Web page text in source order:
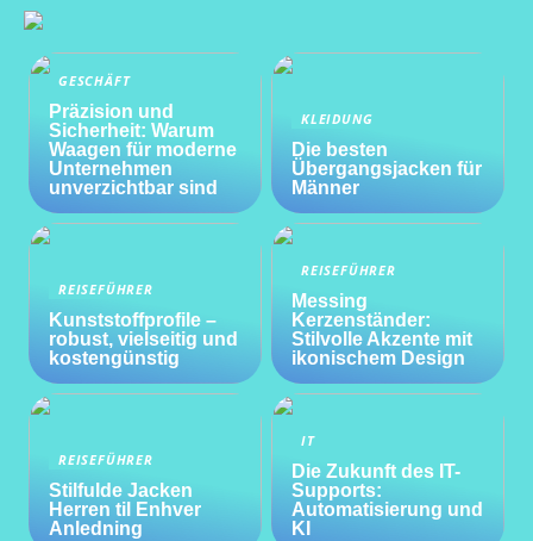
GESCHÄFT
Präzision und
Sicherheit: Warum
Waagen für moderne
Unternehmen
unverzichtbar sind
KLEIDUNG
Die besten
Übergangsjacken für
Männer
REISEFÜHRER
Kunststoffprofile –
robust, vielseitig und
kostengünstig
REISEFÜHRER
Messing
Kerzenständer:
Stilvolle Akzente mit
ikonischem Design
REISEFÜHRER
Stilfulde Jacken
Herren til Enhver
Anledning
IT
Die Zukunft des IT-
Supports:
Automatisierung und
KI